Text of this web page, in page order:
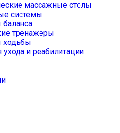
массажные столы
системы
тренажёры
ходьбы
и реабилитации